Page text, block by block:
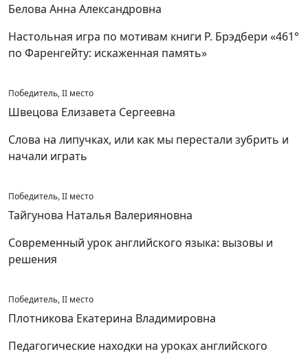
Белова Анна Александровна
Настольная игра по мотивам книги Р. Брэдбери «461°
по Фаренгейту: искаженная память»
Победитель, II место
Швецова Елизавета Сергеевна
Слова на липучках, или как мы перестали зубрить и
начали играть
Победитель, II место
Тайгунова Наталья Валерияновна
Современный урок английского языка: вызовы и
решения
Победитель, II место
Плотникова Екатерина Владимировна
Педагогические находки на уроках английского